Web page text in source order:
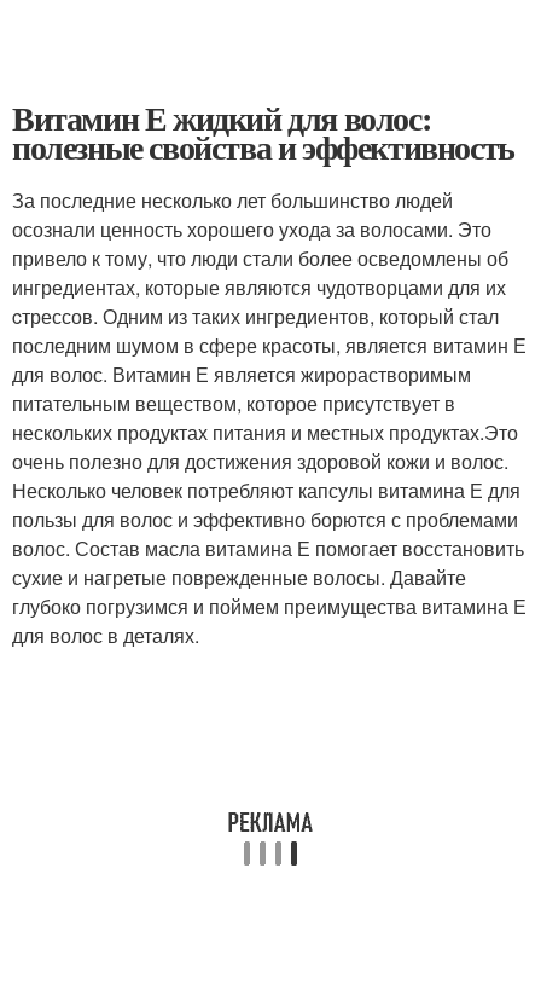
Витамин Е жидкий для волос:
полезные свойства и эффективность
За последние несколько лет большинство людей
осознали ценность хорошего ухода за волосами. Это
привело к тому, что люди стали более осведомлены об
ингредиентах, которые являются чудотворцами для их
cтрессов. Одним из таких ингредиентов, который стал
последним шумом в сфере красоты, является витамин Е
для волос. Витамин Е является жирорастворимым
питательным веществом, которое присутствует в
нескольких продуктах питания и местных продуктах.Это
очень полезно для достижения здоровой кожи и волос.
Несколько человек потребляют капсулы витамина Е для
пользы для волос и эффективно борются с проблемами
волос. Состав масла витамина Е помогает восстановить
сухие и нагретые поврежденные волосы. Давайте
глубоко погрузимся и поймем преимущества витамина Е
для волос в деталях.